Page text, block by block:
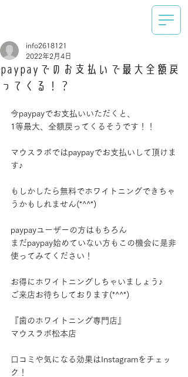
paypayでのお支払いで最大全額戻
ってくる！？
info2618121
2022年2月4日
今paypayでお支払いいただくと、
1等最大、全額戻ってくるそうです！！
マウスラボではpaypayでお支払いして頂けま
す♪
もしかしたら無料でホワイトニングできちゃ
うかもしれません(*^^*)
paypayユーザーの方はもちろん
まだpaypay始めていない方もこの機会に是非
使ってみてください！
お得にホワイトニングしちゃいましょう♪
ご来店お待ちしております(*^^*)
『歯のホワイトニング専門店』
マウスラボ松本店
口コミや気になる効果はInstagramをチェッ
ク！